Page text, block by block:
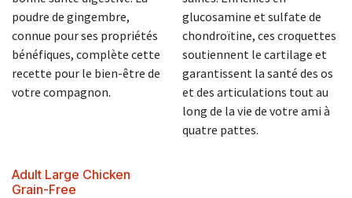
poudre de gingembre,
connue pour ses propriétés
bénéfiques, complète cette
recette pour le bien-être de
votre compagnon.
glucosamine et sulfate de
chondroïtine, ces croquettes
soutiennent le cartilage et
garantissent la santé des os
et des articulations tout au
long de la vie de votre ami à
quatre pattes.
Adult Large Chicken
Grain-Free